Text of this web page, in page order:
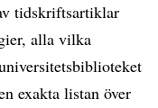
tidskriftsartiklar
alla vilka
exakta listan över